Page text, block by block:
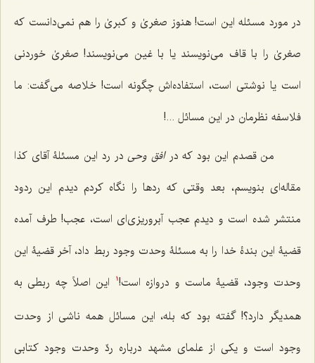
در مورد مسئله این است! هنوز صغرىٰ و کبرىٰ را هم نمى‌دانست که
صغرىٰ را با قاف مى‌نویسند یا با غین مى‌نویسند! صغرىٰ خوردنى
است یا نوشتى است، استفاده‌اش چگونه است! خلاصه مى‌گفت: ما
فلاسفه نظرمان در این مسائل ...!
من قصدم این بود که درافق وحىدر رد این مسئلۀ آقاى کذا
مقاله‌اى بنویسم، بعد وقتی که ردها را نگاه کردم دیدم این ردود
منتشر شده است و دیدم عجب آبروریزی‌ای است، عجب! طرف آمده
قضیۀ این بندۀ خدا را به مسئلۀ وحدت وجود ربط داد، آخر قضیۀ این
وحدت وجود، قضیۀ ماست و دروازه است!1
این اصلاً چه ربطى به
همدیگر دارد؟! گفته بود که بله، این مسائل همه ناشى از وحدت
وجود است و یکى از علماى مشهد درباره ردّ وحدت وجود کتابى